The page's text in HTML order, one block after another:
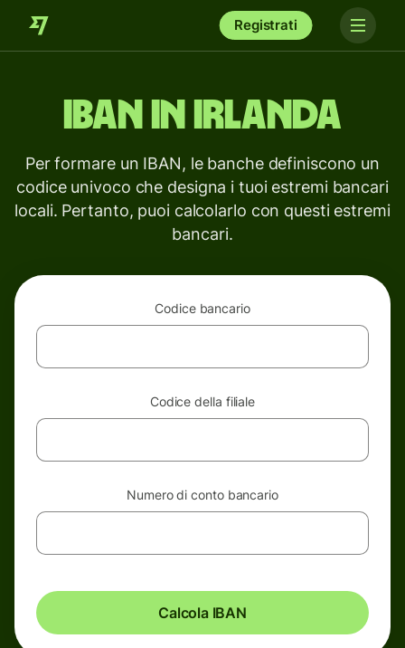
Registrati
IBAN in Irlanda
Per formare un IBAN, le banche definiscono un
codice univoco che designa i tuoi estremi bancari
locali. Pertanto, puoi calcolarlo con questi estremi
bancari.
Codice bancario
Codice della filiale
Numero di conto bancario
Calcola IBAN